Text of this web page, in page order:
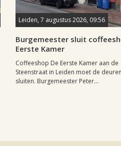
Leiden, 7 augustus 2026, 09:56
Burgemeester sluit
Eerste Kamer
Coffeeshop De Eerste Kamer aan de
Steenstraat in Leiden moet de
sluiten. Burgemeester Peter...